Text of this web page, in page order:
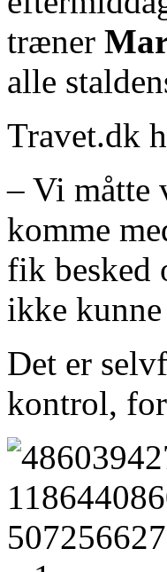
træner
alle
Travet.dk
– Vi måtte
komme
fik besked
ikke
Det er
kontrol,